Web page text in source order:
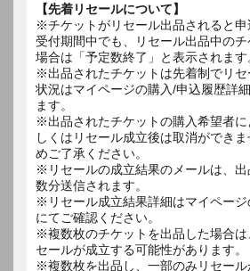
【先着リセールについて】
※チケットがリセール出品されると申
受付期間中でも、リセール出品中の
場合は「予定数終了」と表示されます
※出品されたチケットは先着制でリ
状況はマイページの購入/申込履歴詳
ます。
※出品されたチケットの購入希望者に
しくはリセール成立後は取消ができ
めご了承ください。
※リセールの成立結果のメールは、
数分送信されます。
※リセール成立結果詳細はマイペー
にてご確認ください。
※複数枚のチケットを出品した場合は
セールが成立する可能性があります。
※複数枚を出品し、一部のみリセー